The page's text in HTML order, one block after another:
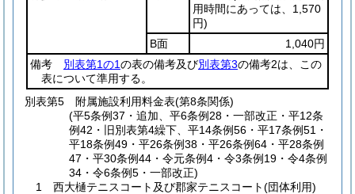
用時間にあっては、1,570
円)
B面
1,040円
備考 別表第1の1の表の備考及び別表第3の備考2は、この
表について準用する。
別表第5 附属施設利用料金表(第8条関係)
(平5条例37・追加、平6条例28・一部改正・平12条
例42・旧別表第4繰下、平14条例56・平17条例51・
平18条例49・平26条例38・平26条例64・平28条例
47・平30条例44・令元条例4・令3条例19・令4条例
34・令6条例5・一部改正)
1 西大樋テニスコート及び郡家テニスコート(団体利用)